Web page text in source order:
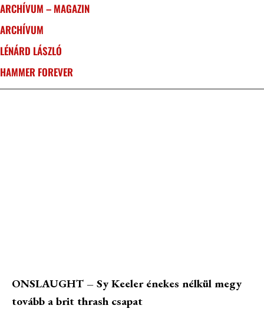
ARCHÍVUM – MAGAZIN
ARCHÍVUM
LÉNÁRD LÁSZLÓ
HAMMER FOREVER
ONSLAUGHT – Sy Keeler énekes nélkül megy
tovább a brit thrash csapat